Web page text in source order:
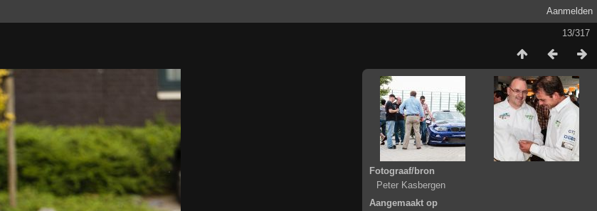
Aanmelden
13/317
Fotograaf/bron
Peter Kasbergen
Aangemaakt op